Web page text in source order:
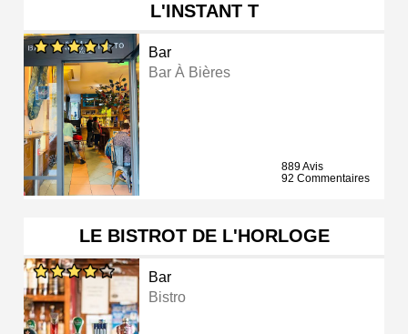
L'INSTANT T
Bar
Bar À Bières
889 Avis
92 Commentaires
LE BISTROT DE L'HORLOGE
Bar
Bistro